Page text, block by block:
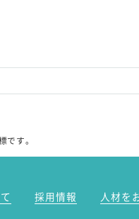
す。
採用情報
人材を